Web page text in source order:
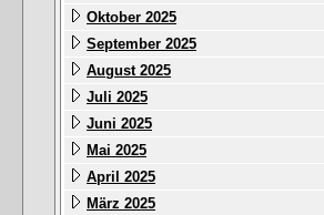
Oktober 2025
September 2025
August 2025
Juli 2025
Juni 2025
Mai 2025
April 2025
März 2025